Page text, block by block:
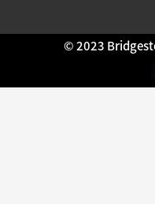
© 2023